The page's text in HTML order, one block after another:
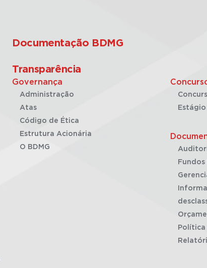
Documentação BDMG
Transparência
Governança
Administração
Atas
Código de Ética
Estrutura Acionária
O BDMG
Estágio
Fundos